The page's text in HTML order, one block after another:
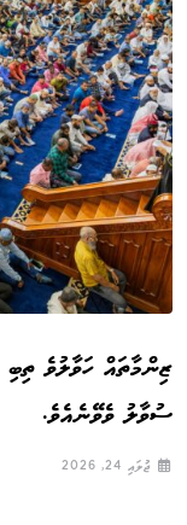
ޒިންމާތައް ހަވާލުވެ
ސުވާލު ވެވޭނެއެވެ.
ޖުލައި 24, 2026